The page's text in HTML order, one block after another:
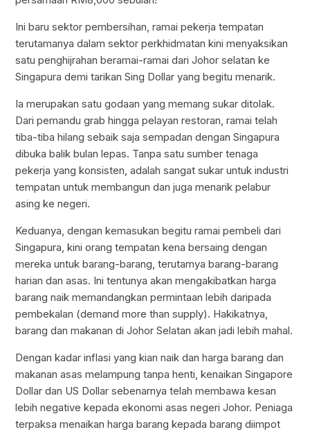
Ini baru sektor pembersihan, ramai pekerja tempatan
terutamanya dalam sektor perkhidmatan kini menyaksikan
satu penghijrahan beramai-ramai dari Johor selatan ke
Singapura demi tarikan Sing Dollar yang begitu menarik.
Ia merupakan satu godaan yang memang sukar ditolak.
Dari pemandu grab hingga pelayan restoran, ramai telah
tiba-tiba hilang sebaik saja sempadan dengan Singapura
dibuka balik bulan lepas. Tanpa satu sumber tenaga
pekerja yang konsisten, adalah sangat sukar untuk industri
tempatan untuk membangun dan juga menarik pelabur
asing ke negeri.
Keduanya, dengan kemasukan begitu ramai pembeli dari
Singapura, kini orang tempatan kena bersaing dengan
mereka untuk barang-barang, terutamya barang-barang
harian dan asas. Ini tentunya akan mengakibatkan harga
barang naik memandangkan permintaan lebih daripada
pembekalan (demand more than supply). Hakikatnya,
barang dan makanan di Johor Selatan akan jadi lebih mahal.
Dengan kadar inflasi yang kian naik dan harga barang dan
makanan asas melampung tanpa henti, kenaikan Singapore
Dollar dan US Dollar sebenarnya telah membawa kesan
lebih negative kepada ekonomi asas negeri Johor. Peniaga
terpaksa menaikan harga barang kepada barang diimpot